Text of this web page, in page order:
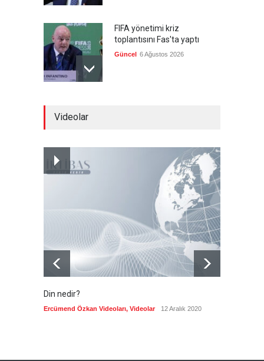
FIFA yönetimi kriz
toplantısını Fas'ta yaptı
Güncel 6 Ağustos 2026
YAZARLAR
Hicret ve Yansımaları
Mustafa Bozacı ,
6 Ağustos 2026
Videolar
Din nedir?
Ercümend Özkan Videoları, Videolar 12 Aralık 2020